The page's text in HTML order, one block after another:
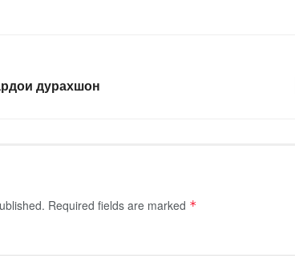
дурахшон
Required fields are marked *